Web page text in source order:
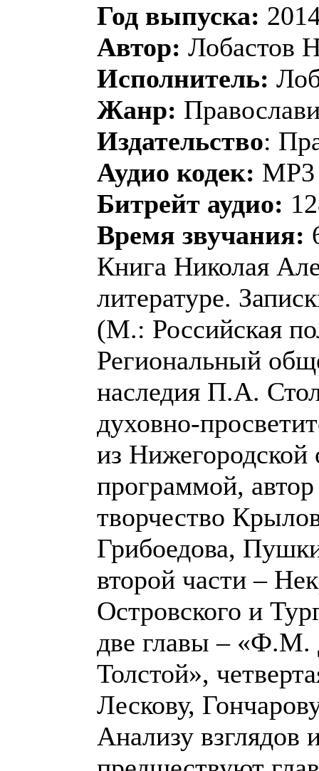
Год выпуска:
Автор: Лобастов
Исполнитель:
Жанр:
Издательство:
Аудио кодек: MP3
Битрейт аудио:
Время звучания:
Книга Николая
литературе.
(М.: Российская
Региональный
наследия П.А.
духовно-
из Нижегородской
программой,
творчество
Грибоедова,
второй части –
Островского и
две главы – «Ф.М.
Толстой»,
Лескову,
Анализу взглядов